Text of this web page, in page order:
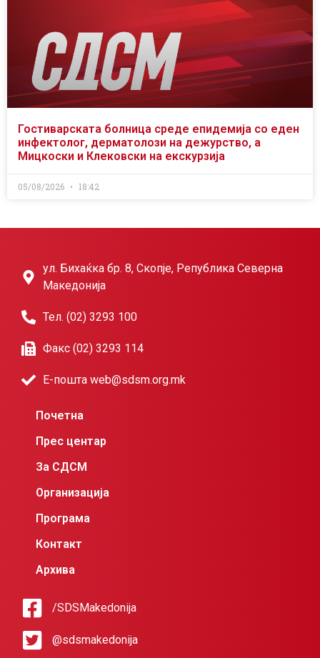
Гостиварската болница среде епидемија со еден
инфектолог, дерматолози на дежурство, а
Мицкоски и Клековски на екскурзија
05/08/2026 18:42
ул. Бихаќка бр. 8, Скопје, Република Северна
Македонија
Тел. (02) 3293 100
Факс (02) 3293 114
Е-пошта web@sdsm.org.mk
Почетна
Прес центар
За СДСМ
Организација
Програма
Контакт
Архива
/SDSMakedonija
@sdsmakedonija